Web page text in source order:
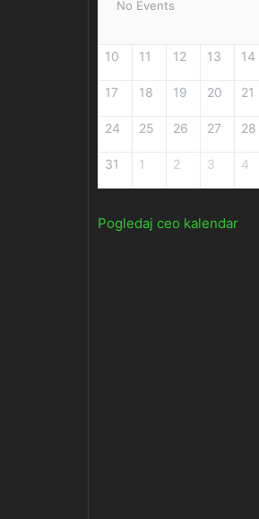
No Events
10 11 12 13 14
17 18 19 20 21
24 25 26 27 28
31 1 2 3 4
Pogledaj ceo kalendar